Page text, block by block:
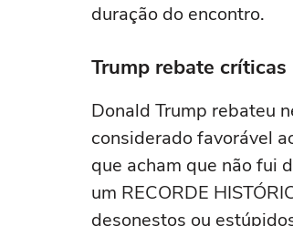
duração do encontro.
Trump rebate críticas
Donald Trump rebateu
considerado favorável
que acham que não fui
um RECORDE
desonestos ou